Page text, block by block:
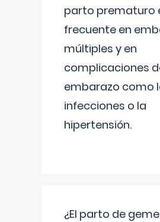
parto prematuro
frecuente en
múltiples y en
complicaciones
embarazo como
infecciones o la
hipertensión.
¿El parto de